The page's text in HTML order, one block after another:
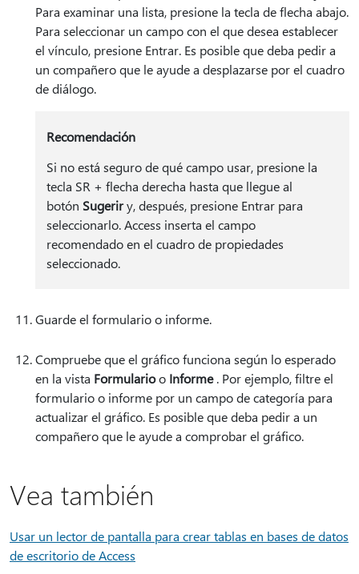
Para examinar una lista, presione la tecla de flecha abajo.
Para seleccionar un campo con el que desea establecer
el vínculo, presione Entrar. Es posible que deba pedir a
un compañero que le ayude a desplazarse por el cuadro
de diálogo.
Recomendación
Si no está seguro de qué campo usar, presione la
tecla SR + flecha derecha hasta que llegue al
botón Sugeriry, después, presione Entrar para
seleccionarlo. Access inserta el campo
recomendado en el cuadro de propiedades
seleccionado.
Guarde el formulario o informe.
Compruebe que el gráfico funciona según lo esperado
en la vista Formularioo Informe. Por ejemplo, filtre el
formulario o informe por un campo de categoría para
actualizar el gráfico. Es posible que deba pedir a un
compañero que le ayude a comprobar el gráfico.
Vea también
Usar un lector de pantalla para crear tablas en bases de datos
de escritorio de Access